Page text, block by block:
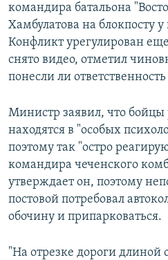
командира батальона
Хамбулатова на блокпосту
Конфликт урегулирован
снято видео, отметил
понесли ли
Министр заявил, что бойцы
находятся в "особых
поэтому так "остро
командира чеченского
утверждает он, поэтому
постовой потребовал
обочину и припарковаться.
"На отрезке дороги длиной